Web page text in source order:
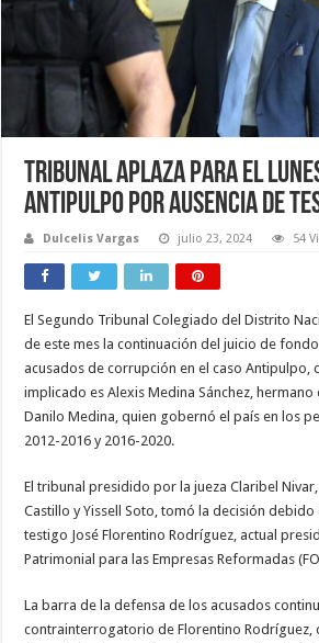
Tribunal aplaza para el
Antipulpo por ausencia de
Dulcelis Vargas julio 23, 2024 54
El Segundo Tribunal Colegiado del Distrito
de este mes la continuación del juicio de
acusados de corrupción en el caso Antipulpo,
implicado es Alexis Medina Sánchez,
Danilo Medina, quien gobernó el país en los
2012-2016 y 2016-2020.
El tribunal presidido por la jueza Claribel
Castillo y Yissell Soto, tomó la decisión debido
testigo José Florentino Rodríguez, actual
Patrimonial para las Empresas Reformadas
La barra de la defensa de los acusados
contrainterrogatorio de Florentino Rodríguez,